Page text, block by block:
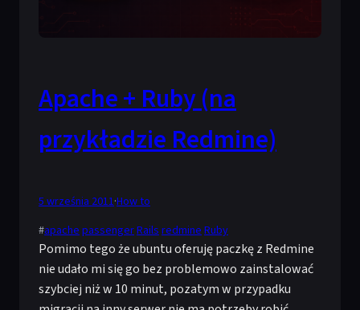
Apache + Ruby (na
przykładzie Redmine)
5 września 2011·How to
#apachepassengerRailsredmineRuby
Pomimo tego że ubuntu oferuję paczkę z Redmine
nie udało mi się go bez problemowo zainstalować
szybciej niż w 10 minut, pozatym w przypadku